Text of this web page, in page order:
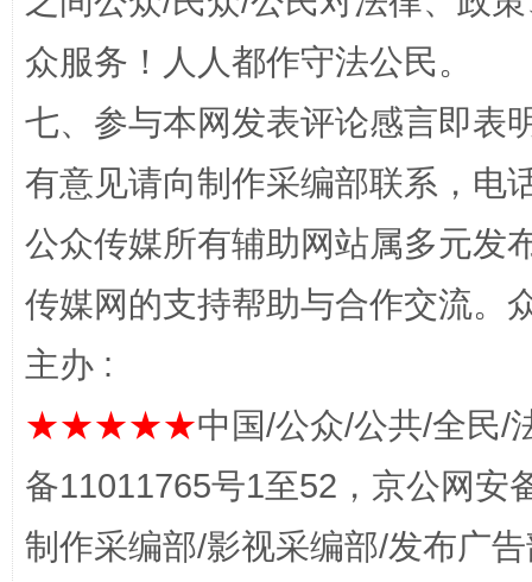
千年窑火 生生不息
众服务！人人都作守法公民。
七、参与本网发表评论感言即表
有意见请向制作采编部联系，电
公众传媒所有辅助网站属多元发
传媒网的支持帮助与合作交流。
主办 :
★★★★★中国/公众/公共/全民/
备11011765号1至52，京公网安
制作采编部/影视采编部/发布广